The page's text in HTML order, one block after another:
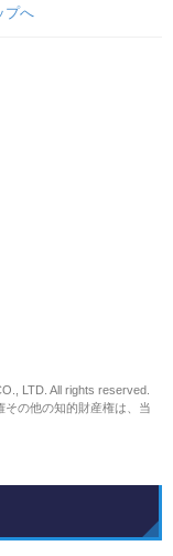
プへ
LTD. All rights reserved.
の他の知的財産権は、当